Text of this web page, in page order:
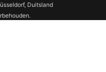
Duitsland